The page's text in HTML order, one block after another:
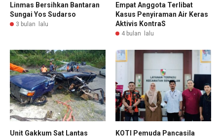
Linmas Bersihkan Bantaran
Sungai Yos Sudarso
3 bulan lalu
Empat Anggota Terlibat
Kasus Penyiraman Air Keras
Aktivis KontraS
4 bulan lalu
Unit Gakkum Sat Lantas
KOTI Pemuda Pancasila